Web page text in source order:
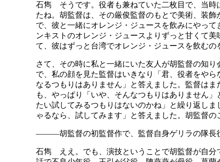
石雋 そうです。役者も兼ねていた二枚目で、当
たね。胡監督は、その厳俊監督のもとで美術、装
で、彼と一緒にオレンジ・ジュースを飲みにやっ
ンキストのオレンジ・ジュースよりずっと甘くて
て、彼はずっと台湾でオレンジ・ジュースを飲むの
さて、その時に私と一緒にいた友人が胡監督の知
で、私の顔を見た監督はいきなり「君、役者をや
なるつもりはありません」と答えました。監督は
も、やっぱり「いや、そんなつもりはありません
たい試してみるつもりはないのかね」と繰り返し
ゃるなら、試してみます」と答えました。胡監督
―――胡監督の初監督作で、監督自身ゲリラの隊長
石雋 ええ。でも、演技ということで胡監督が自分